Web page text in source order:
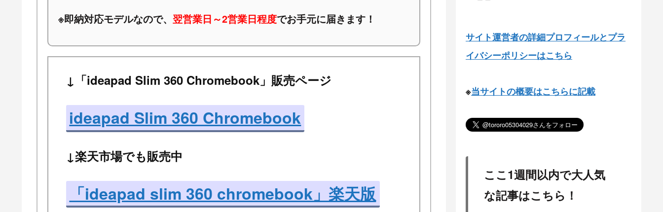
※即納対応モデルなので、 翌営業日～2営業日程度でお手元に届きます！
↓「ideapad Slim 360 Chromebook」販売ページ
ideapad Slim 360 Chromebook
↓楽天市場でも販売中
「ideapad slim 360 chromebook」楽天版
サイト運営者の詳細プロフィールとプラ
イバシーポリシーはこちら
※当サイトの概要はこちらに記載
ここ1週間以内で大人気
な記事はこちら！